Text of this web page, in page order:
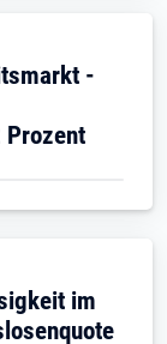
-
Prozent
im